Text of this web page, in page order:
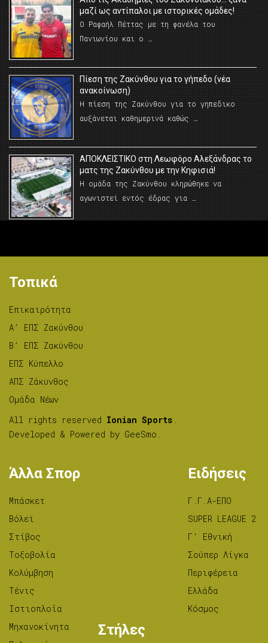
μαζί ως αντίπαλοι με ιστορικές ομάδες!
Ο Ραφαήλ Πέττας με τη φανέλα του
Πανιωνίου και ο …
Πίεση της Ζακύνθου για το γήπεδο (νέα
ανακοίνωση)
Η πίεση της Ζακύνθου για το γηπεδικο
αυξάνεται καθημερινά καθώς …
AΠΟΚΛΕΙΣΤΙΚΟ στη Λεωφόρο Αλεξάνδρας το
ματς της Ζακύνθου με την Κηφισιά!
Η ομάδα της Ζακύνθου κληρώθηκε να
αγωνιστεί εντός έδρας για …
Τοπικά
Επικαιρότητα
A’ ΕΠΣ Ζακύνθου
B’ ΕΠΣ Ζακύνθου
ΕΠΣ Κύπελλο
ΑΠΣ Ζάκυνθος
Ομάδα Νέων
All rights reserved Ionian Sports .
Developed & Powered by GeeSmo .
Άλλα Σπορ
Μπάσκετ
Βόλεϊ
Στίβος
Tοξοβολία
Κολύμβηση
Τένις
Ιστιοπλοΐα
Μηχανοκίνητα
Ειδήσεις
Γ.Γ.Α-ΕΠΟ
SUPER LEAGUE 2
Γ’ Εθνική
Σούπερ Λίγκα
Περιφέρεια
Ελλάδα
Κόσμος
Στήλες